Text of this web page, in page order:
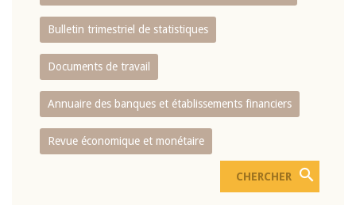
Bulletin trimestriel de statistiques
Documents de travail
Annuaire des banques et établissements financiers
Revue économique et monétaire